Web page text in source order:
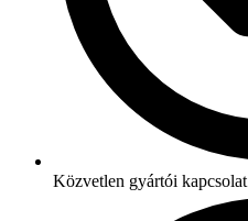
Közvetlen gyártói kapcsolat